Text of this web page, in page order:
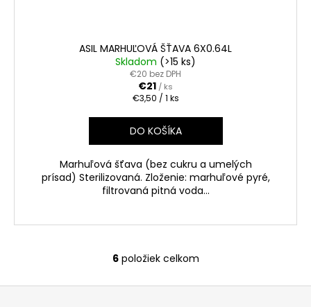
ASIL MARHUĽOVÁ ŠŤAVA 6X0.64L
Skladom (>15 ks)
€20 bez DPH
€21 / ks
Jednotková
€3,50 / 1 ks
DO KOŠÍKA
Marhuľová šťava (bez cukru a umelých
prísad) Sterilizovaná. Zloženie: marhuľové pyré,
filtrovaná pitná voda...
O
v
6položiek celkom
Z